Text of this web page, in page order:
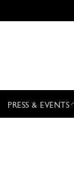
PRESS & EVENTS